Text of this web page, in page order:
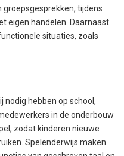
groepsgesprekken, tijdens
eigen handelen. Daarnaast
situaties, zoals
nodig hebben op school,
in de onderbouw
zodat kinderen nieuwe
Spelenderwijs maken